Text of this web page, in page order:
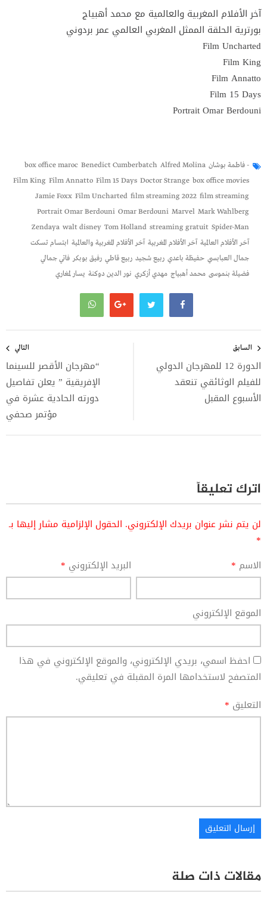
آخر الأفلام المغربية والعالمية مع محمد أهبياج
بورترية الحلقة الممثل المغربي العالمي عمر بردوني
Film Uncharted
Film King
Film Annatto
Film 15 Days
Portrait Omar Berdouni
- فاطمة بوشان Alfred Molina
Benedict Cumberbatch
box office maroc
box office movies
Doctor Strange
Film 15 Days
Film Annatto
Film King
film streaming
film streaming 2022
Film Uncharted
Jamie Foxx
Mark Wahlberg
Marvel
Omar Berdouni
Portrait Omar Berdouni
Spider-Man
streaming gratuit
Tom Holland
walt disney
Zendaya
آخر الأفلام العالمية آخر الأفلام المغربية آخر الأفلام المغربية والعالمية ابتسام تسكت
جمال العبابسي حفيظة باعدي ربيع شجيد ربيع قاطي رفيق بوبكر فاتي جمالي
فضيلة بنموسى محمد أهبياج مهدي أزكري نور الدين دوكنة يسار لمغاري
المقالات
السابق
الدورة 12 للمهرجان الدولي
للفيلم الوثائقي تنعقد
الأسبوع المقبل
التالي
“مهرجان الأقصر للسينما
الإفريقية ” يعلن تفاصيل
دورته الحادية عشرة في
مؤتمر صحفي
اترك تعليقاً
لن يتم نشر عنوان بريدك الإلكتروني. الحقول الإلزامية مشار إليها بـ
*
الاسم * البريد الإلكتروني *
الموقع الإلكتروني
احفظ اسمي، بريدي الإلكتروني، والموقع الإلكتروني في هذا
المتصفح لاستخدامها المرة المقبلة في تعليقي.
التعليق *
مقالات ذات صلة